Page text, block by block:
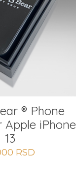
® Phone
iPhone
13
RSD